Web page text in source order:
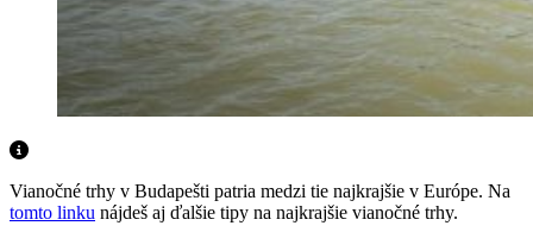
Vianočné trhy v Budapešti patria medzi tie najkrajšie v Európe. Na
tomto linku nájdeš aj ďalšie tipy na najkrajšie vianočné trhy.